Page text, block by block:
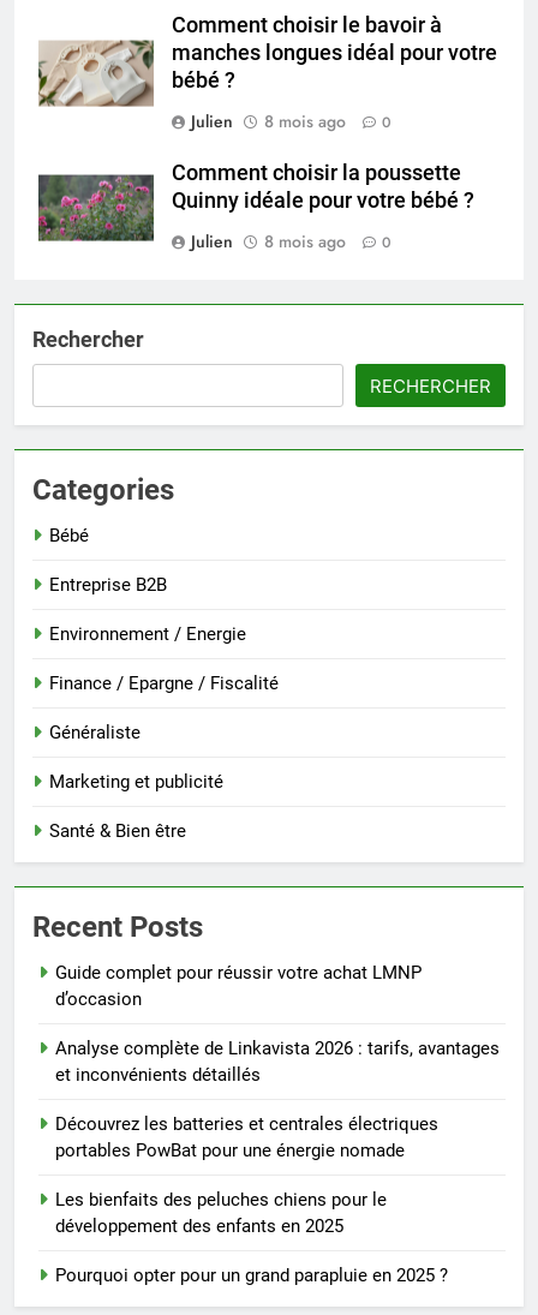
Comment choisir le bavoir à
manches longues idéal pour votre
bébé ?
Julien
8 mois ago 0
Comment choisir la poussette
Quinny idéale pour votre bébé ?
Julien
8 mois ago 0
Rechercher
RECHERCHER
Categories
Bébé
Entreprise B2B
Environnement / Energie
Finance / Epargne / Fiscalité
Généraliste
Marketing et publicité
Santé & Bien être
Recent Posts
Guide complet pour réussir votre achat LMNP
d’occasion
Analyse complète de Linkavista 2026 : tarifs, avantages
et inconvénients détaillés
Découvrez les batteries et centrales électriques
portables PowBat pour une énergie nomade
Les bienfaits des peluches chiens pour le
développement des enfants en 2025
Pourquoi opter pour un grand parapluie en 2025 ?